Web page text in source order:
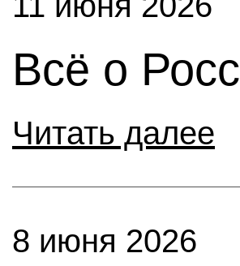
Всё о
Читать далее
8 июня 2026